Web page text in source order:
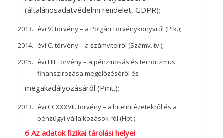
(általánosadatvédelmi rendelet, GDPR);
évi V. törvény – a Polgári Törvénykönyvről (Ptk.);
évi C. törvény – a számvitelről (Számv. tv.);
évi LIII. törvény – a pénzmosás és terrorizmus
finanszírozása megelőzéséről és
megakadályozásáról (Pmt.);
évi CCXXXVII. törvény – a hitelintézetekről és a
pénzügyi vállalkozások-ról (Hpt.).
6 Az adatok fizikai tárolási helyei